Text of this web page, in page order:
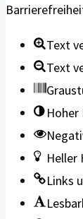
Text
Text
Heller
Links